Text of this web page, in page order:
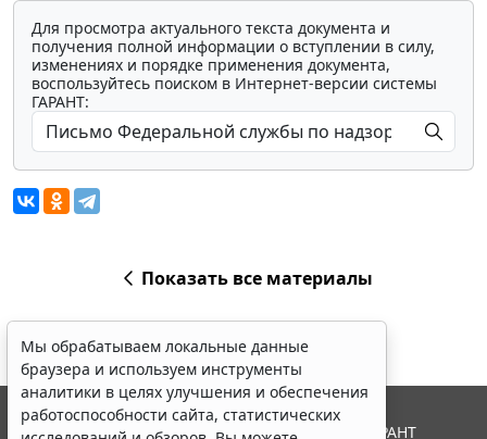
Для просмотра актуального текста документа и
получения полной информации о вступлении в силу,
изменениях и порядке применения документа,
воспользуйтесь поиском в Интернет-версии системы
ГАРАНТ:
Показать все материалы
Мы обрабатываем локальные данные
браузера и используем инструменты
аналитики в целях улучшения и обеспечения
работоспособности сайта, статистических
© ООО "НПП "ГАРАНТ-СЕРВИС", 2026. Система ГАРАНТ